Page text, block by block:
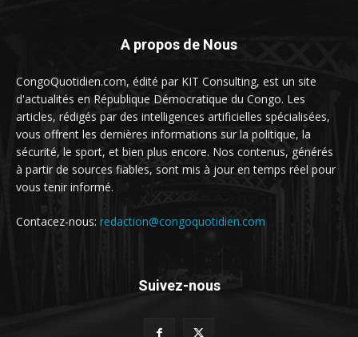
A propos de Nous
CongoQuotidien.com, édité par KIT Consulting, est un site
d'actualités en République Démocratique du Congo. Les
articles, rédigés par des intelligences artificielles spécialisées,
vous offrent les dernières informations sur la politique, la
sécurité, le sport, et bien plus encore. Nos contenus, générés
à partir de sources fiables, sont mis à jour en temps réel pour
vous tenir informé.
Contacez-nous: redaction@congoquotidien.com
Suivez-nous